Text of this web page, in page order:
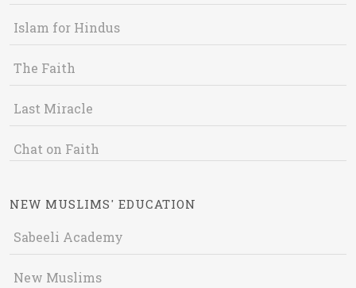
Islam for Hindus
The Faith
Last Miracle
Chat on Faith
NEW MUSLIMS' EDUCATION
Sabeeli Academy
New Muslims